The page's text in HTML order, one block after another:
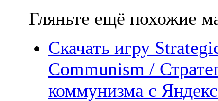
Гляньте ещё похожие
Скачать игру
Communism /
коммунизма с